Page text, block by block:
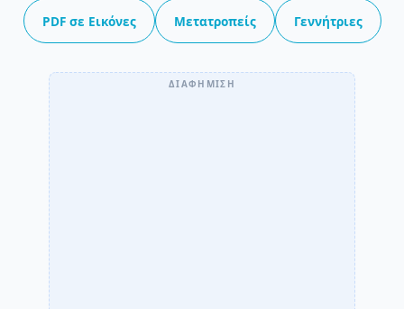
PDF σε Εικόνες Μετατροπείς Γεννήτριες